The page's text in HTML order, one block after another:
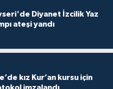
Diyanet İzcilik Yaz
ateşi yandı
kız Kur’an kursu için